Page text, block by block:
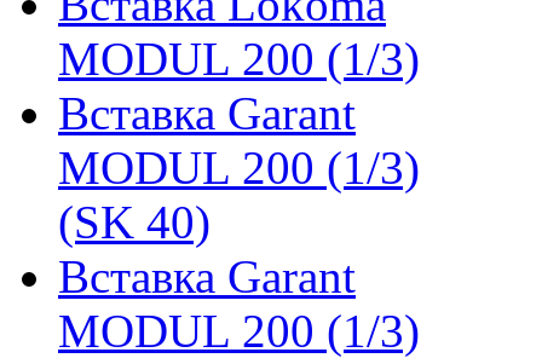
MODUL 200 (1/3)
Вставка Garant
MODUL 200 (1/3)
(SK 40)
Вставка Garant
MODUL 200 (1/3)